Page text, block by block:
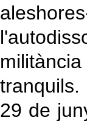
tranquils.
29 de